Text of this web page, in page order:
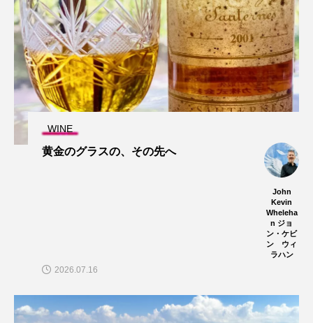
WINE
黄金のグラスの、その先へ
John
Kevin
Wheleha
n ジョ
ン・ケビ
ン ウィ
ラハン
2026.07.16